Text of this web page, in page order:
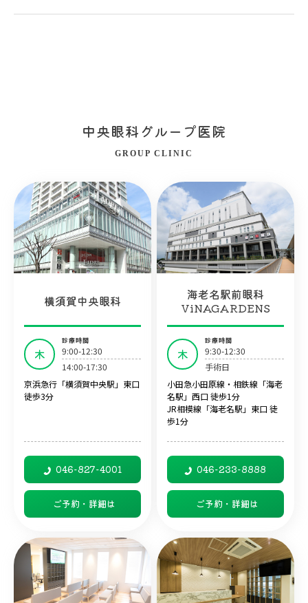
中央眼科グループ医院
GROUP CLINIC
横須賀中央眼科
木
診療時間
9:00-12:30
14:00-17:30
京浜急行「横須賀中央駅」東口
徒歩3分
046-827-4001
ご予約・詳細は
海老名駅前眼科
ViNAGARDENS
木
診療時間
9:30-12:30
手術日
小田急小田原線・相鉄線「海老
名駅」西口 徒歩1分
JR相模線「海老名駅」東口 徒
歩1分
046-233-8888
ご予約・詳細は